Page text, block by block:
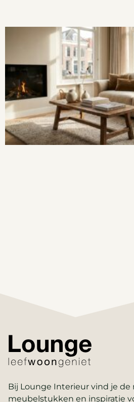
Bij Lounge Interieur vind je de
meubelstukken en inspiratie